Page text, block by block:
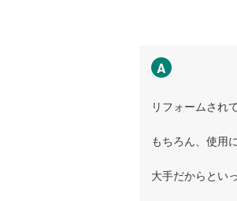
A
リフォームされ
もちろん、使用
大手だからとい